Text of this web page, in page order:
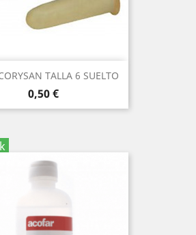
TALLA 6 SUELTO
Precio
0,50 €